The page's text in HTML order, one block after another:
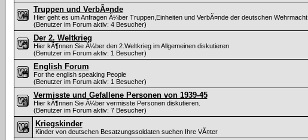
Truppen und VerbÃ¤nde
Hier geht es um Anfragen Ã¼ber Truppen,Einheiten und VerbÃ¤nde der deutschen Wehrmacht
(Benutzer im Forum aktiv: 4 Besucher)
Der 2. Weltkrieg
Hier kÃ¶nnen Sie Ã¼ber den 2.Weltkrieg im Allgemeinen diskutieren
(Benutzer im Forum aktiv: 1 Besucher)
English Forum
For the english speaking People
(Benutzer im Forum aktiv: 1 Besucher)
Vermisste und Gefallene Personen von 1939-45
Hier kÃ¶nnen Sie Ã¼ber vermisste Personen diskutieren.
(Benutzer im Forum aktiv: 7 Besucher)
Kriegskinder
Kinder von deutschen Besatzungssoldaten suchen Ihre VÃ¤ter